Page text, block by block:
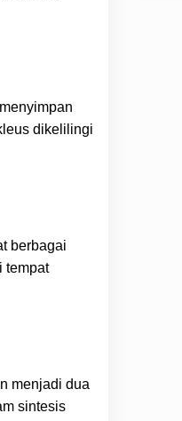
dikelilingi
berbagai
tempat
menjadi dua
sintesis